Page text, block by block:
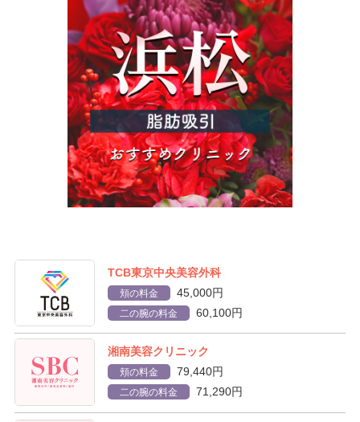
TCB東京中央美容外科
頬の料金 45,000円
二の腕の料金 60,100円
湘南美容クリニック
頬の料金 79,440円
二の腕の料金 71,290円